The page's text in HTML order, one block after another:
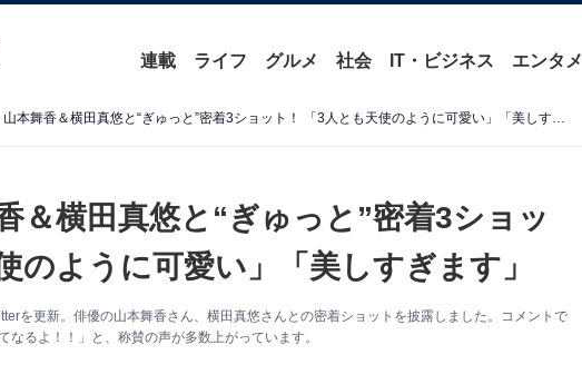
連載 ライフ グルメ 社会 IT・ビジネス エンタメ
橋本環奈、山本舞香＆横田真悠と“ぎゅっと”密着3ショット！ 「3人とも天使のように可愛い」「美しすぎます」
＆横田真悠と“ぎゅっと”密着3ショッ
のように可愛い」「美しすぎます」
を更新。俳優の山本舞香さん、横田真悠さんとの密着ショットを披露しました。コメントで
るよ！！」と、称賛の声が多数上がっています。